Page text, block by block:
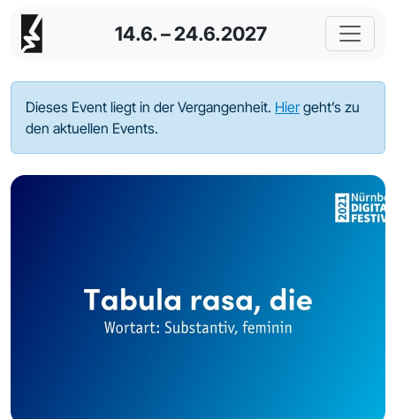
14.6. – 24.6.2027
Dieses Event liegt in der Vergangenheit. Hiergeht’s zu
den aktuellen Events.